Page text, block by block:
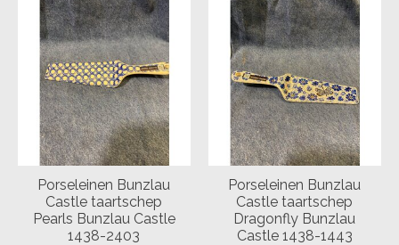
Porseleinen Bunzlau
Castle taartschep
Pearls Bunzlau Castle
1438-2403
Porseleinen Bunzlau
Castle taartschep
Dragonfly Bunzlau
Castle 1438-1443